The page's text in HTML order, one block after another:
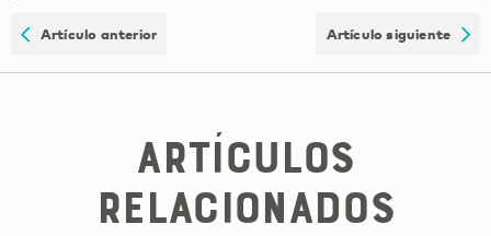
Artículo anterior Artículo siguiente
Artículos
relacionados